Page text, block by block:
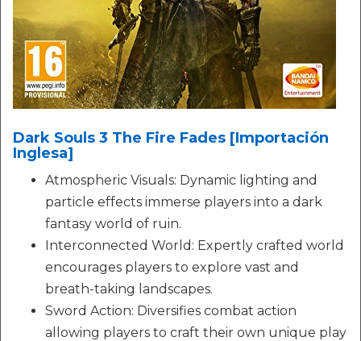
Dark Souls 3 The Fire Fades [Importación
Inglesa]
Atmospheric Visuals: Dynamic lighting and
particle effects immerse players into a dark
fantasy world of ruin.
Interconnected World: Expertly crafted world
encourages players to explore vast and
breath-taking landscapes.
Sword Action: Diversifies combat action
allowing players to craft their own unique play